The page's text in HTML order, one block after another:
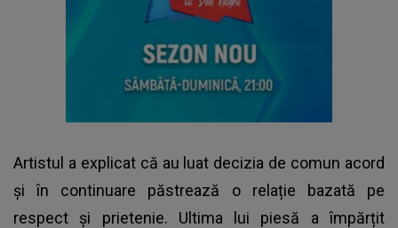
Artistul a explicat că au luat decizia de comun acord
și în continuare păstrează o relație bazată pe
respect și prietenie. Ultima lui piesă a împărțit